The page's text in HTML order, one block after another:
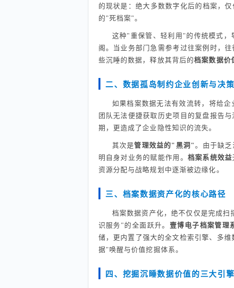
的现状是：绝大多数数字化后的档案，
的"死档案"。
这种"重保管、轻利用"的传统模式，
阁。当业务部门急需参考过往案例时，
些沉睡的数据，释放其背后的档案数据价
二、数据孤岛制约企业创新与决策
如果档案数据无法有效流转，将给
团队无法便捷获取历史项目的复盘报告
期，更造成了企业隐性知识的流失。
其次是管理效益的"黑洞"。由于缺乏
明自身对业务的赋能作用。 档案系统效益
资源分配与战略规划中逐渐被边缘化。
三、档案数据资产化的核心路径
档案数据资产化，绝不仅仅是完成
识服务"的全面跃升。 壹博电子档案管理
储，更内置了强大的全文检索引擎、多
据"唤醒与价值挖掘体系。
四、挖掘沉睡数据价值的三大引擎